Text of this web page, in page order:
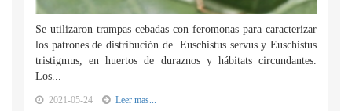
Se utilizaron trampas cebadas con feromonas para caracterizar
los patrones de distribución de Euschistus servus y Euschistus
tristigmus, en huertos de duraznos y hábitats circundantes.
Los...
2021-05-24 Leer mas...